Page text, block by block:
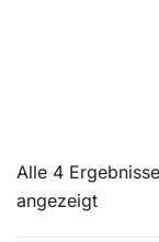
Alle 4
angezeigt